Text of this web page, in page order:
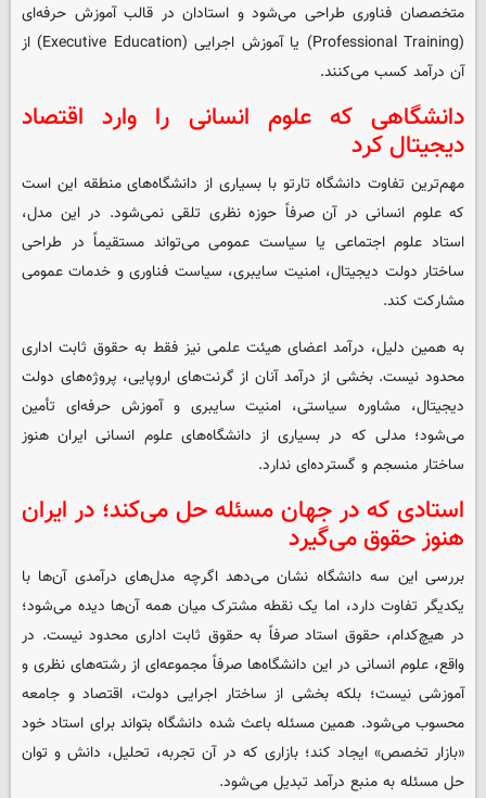
متخصصان فناوری طراحی می‌شود و استادان در قالب آموزش حرفه‌ای
(Professional Training) یا آموزش اجرایی (Executive Education) از
آن درآمد کسب می‌کنند.
دانشگاهی که علوم انسانی را وارد اقتصاد
دیجیتال کرد
مهم‌ترین تفاوت دانشگاه تارتو با بسیاری از دانشگاه‌های منطقه این است
که علوم انسانی در آن صرفاً حوزه نظری تلقی نمی‌شود. در این مدل،
استاد علوم اجتماعی یا سیاست عمومی می‌تواند مستقیماً در طراحی
ساختار دولت دیجیتال، امنیت سایبری، سیاست فناوری و خدمات عمومی
مشارکت کند.
به همین دلیل، درآمد اعضای هیئت علمی نیز فقط به حقوق ثابت اداری
محدود نیست. بخشی از درآمد آنان از گرنت‌های اروپایی، پروژه‌های دولت
دیجیتال، مشاوره سیاستی، امنیت سایبری و آموزش حرفه‌ای تأمین
می‌شود؛ مدلی که در بسیاری از دانشگاه‌های علوم انسانی ایران هنوز
ساختار منسجم و گسترده‌ای ندارد.
استادی که در جهان مسئله حل می‌کند؛ در ایران
هنوز حقوق می‌گیرد
بررسی این سه دانشگاه نشان می‌دهد اگرچه مدل‌های درآمدی آن‌ها با
یکدیگر تفاوت دارد، اما یک نقطه مشترک میان همه آن‌ها دیده می‌شود؛
در هیچ‌کدام، حقوق استاد صرفاً به حقوق ثابت اداری محدود نیست. در
واقع، علوم انسانی در این دانشگاه‌ها صرفاً مجموعه‌ای از رشته‌های نظری و
آموزشی نیست؛ بلکه بخشی از ساختار اجرایی دولت، اقتصاد و جامعه
محسوب می‌شود. همین مسئله باعث شده دانشگاه بتواند برای استاد خود
«بازار تخصص» ایجاد کند؛ بازاری که در آن تجربه، تحلیل، دانش و توان
حل مسئله به منبع درآمد تبدیل می‌شود.